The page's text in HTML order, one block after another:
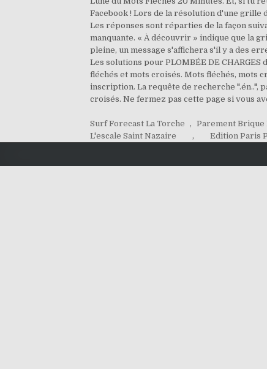
Facebook ! Lors de la résolution d'une grille
Les réponses sont réparties de la façon
manquante. « À découvrir » indique que la
pleine, un message s'affichera s'il y a des
Les solutions pour PLOMBÉE DE
fléchés et mots croisés. Mots fléchés, mots
inscription. La requête de recherche ".én..",
croisés. Ne fermez pas cette page si vous
Surf Forecast La Torche , Parement Brique
L'escale Saint Nazaire
, Edition Paris